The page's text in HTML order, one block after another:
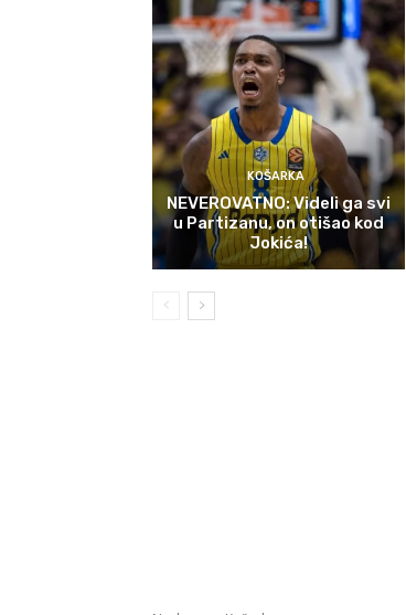
KOŠARKA
NEVEROVATNO: Videli ga svi
u Partizanu, on otišao kod
Jokića!